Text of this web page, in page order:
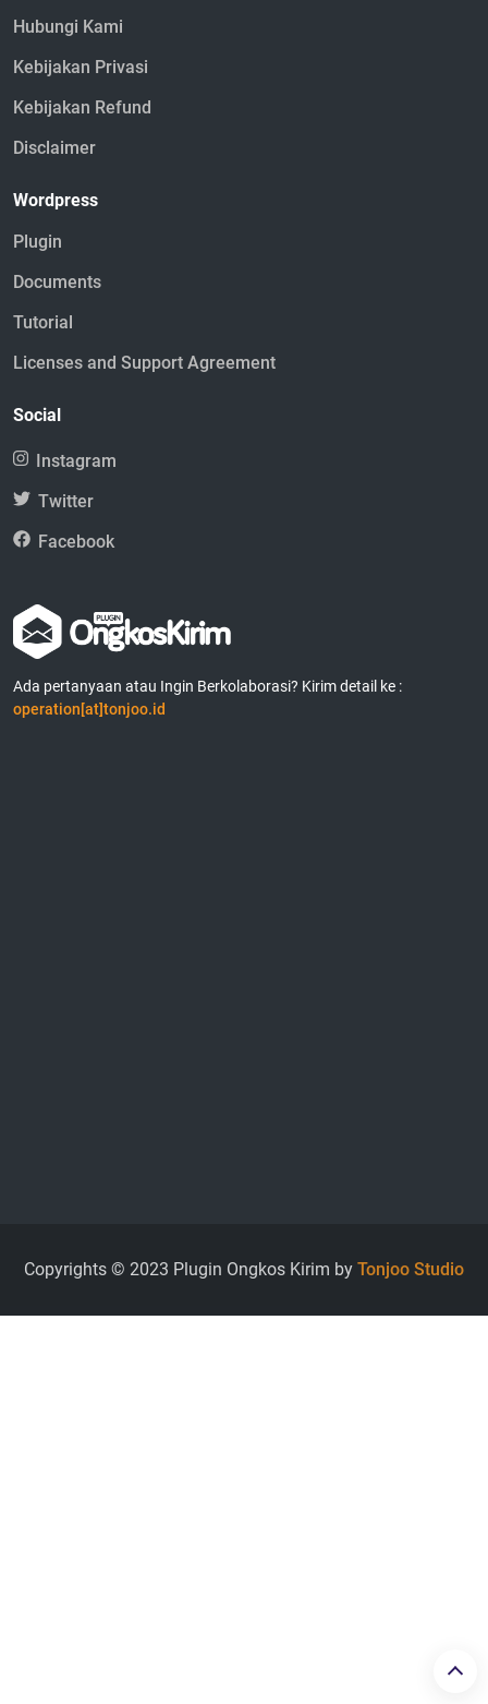
Hubungi Kami
Kebijakan Privasi
Kebijakan Refund
Disclaimer
Wordpress
Plugin
Documents
Tutorial
Licenses and Support Agreement
Social
Instagram
Twitter
Facebook
Ada pertanyaan atau Ingin Berkolaborasi? Kirim detail ke :
operation[at]tonjoo.id
Copyrights © 2023 Plugin Ongkos Kirim by Tonjoo Studio